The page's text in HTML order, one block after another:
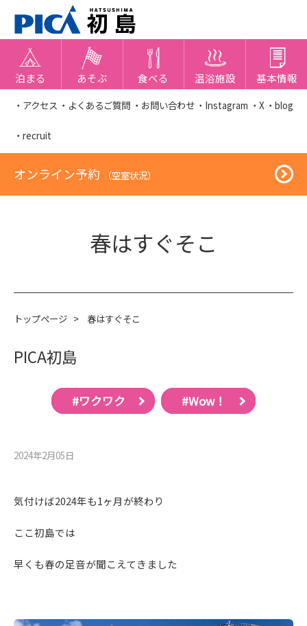
泊まる あそぶ 食べる 温浴施設 基本情報
・アクセス ・よくあるご質問 ・お問い合わせ ・Instagram ・X ・blog
・recruit
オンライン予約 （空室状況）
春はすぐそこ
トップページ > 春はすぐそこ
PICA初島
#ワクワク #Wow！
2024年2月05⽇
気付けば2024年も1ヶ月が終わり
ここ初島では
早くも春の足音が聞こえてきました